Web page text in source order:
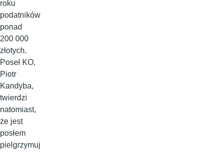
roku
podatników
ponad
200 000
złotych.
Poseł KO,
Piotr
Kandyba,
twierdzi
natomiast,
że jest
posłem
pielgrzymuj